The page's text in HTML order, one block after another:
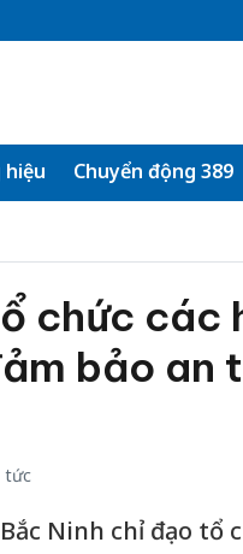
Chuyển động 389
chức
bảo an
tức
Ninh chỉ đạo tổ